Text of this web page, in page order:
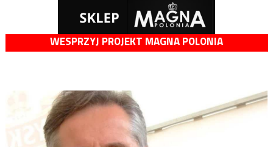
WESPRZYJ PROJEKT MAGNA POLONIA